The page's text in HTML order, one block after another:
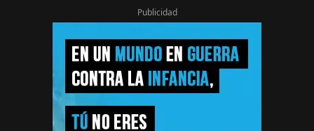
Publicidad